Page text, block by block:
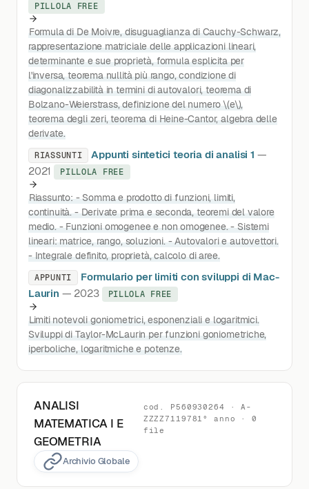
PILLOLA FREE
Formula di De Moivre, disuguaglianza di Cauchy-Schwarz,
rappresentazione matriciale delle applicazioni lineari,
determinante e sue proprietà, formula esplicita per
l'inversa, teorema nullità più rango, condizione di
diagonalizzabilità in termini di autovalori, teorema di
Bolzano-Weierstrass, definizione del numero \(e\),
teorema degli zeri, teorema di Heine-Cantor, algebra delle
derivate.
RIASSUNTI Appunti sintetici teoria di analisi 1 —
2021
PILLOLA FREE
Riassunto: - Somma e prodotto di funzioni, limiti,
continuità. - Derivate prima e seconda, teoremi del valore
medio. - Funzioni omogenee e non omogenee. - Sistemi
lineari: matrice, rango, soluzioni. - Autovalori e autovettori.
- Integrale definito, proprietà, calcolo di aree.
APPUNTI
Formulario per limiti con sviluppi di Mac-
Laurin — 2023 PILLOLA FREE
Limiti notevoli goniometrici, esponenziali e logaritmici.
Sviluppi di Taylor-McLaurin per funzioni goniometriche,
iperboliche, logaritmiche e potenze.
ANALISI
MATEMATICA I E
GEOMETRIA
cod. P560930264 · A-
ZZZZ7119781° anno · 0
file
Archivio Globale